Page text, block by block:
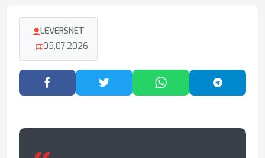
LEVERSNET
05.07.2026
Facebook'ta PaylaşTwitter'da PaylaşWhatsApp'ta Paylaş